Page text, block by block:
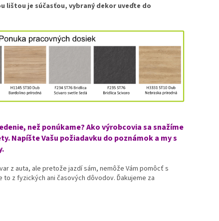
lištou je súčasťou, vybraný dekor uveďte do
než ponúkame? Ako výrobcovia sa snažíme
Napíšte Vašu požiadavku do poznámok a my s
z auta, ale pretože jazdí sám, nemôže Vám pomôcť s
to z fyzických ani časových dôvodov. Ďakujeme za